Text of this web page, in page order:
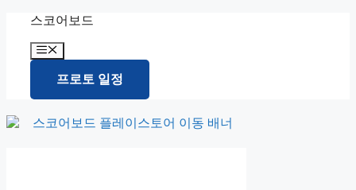
content
스코어보드
Menu
프로토 일정